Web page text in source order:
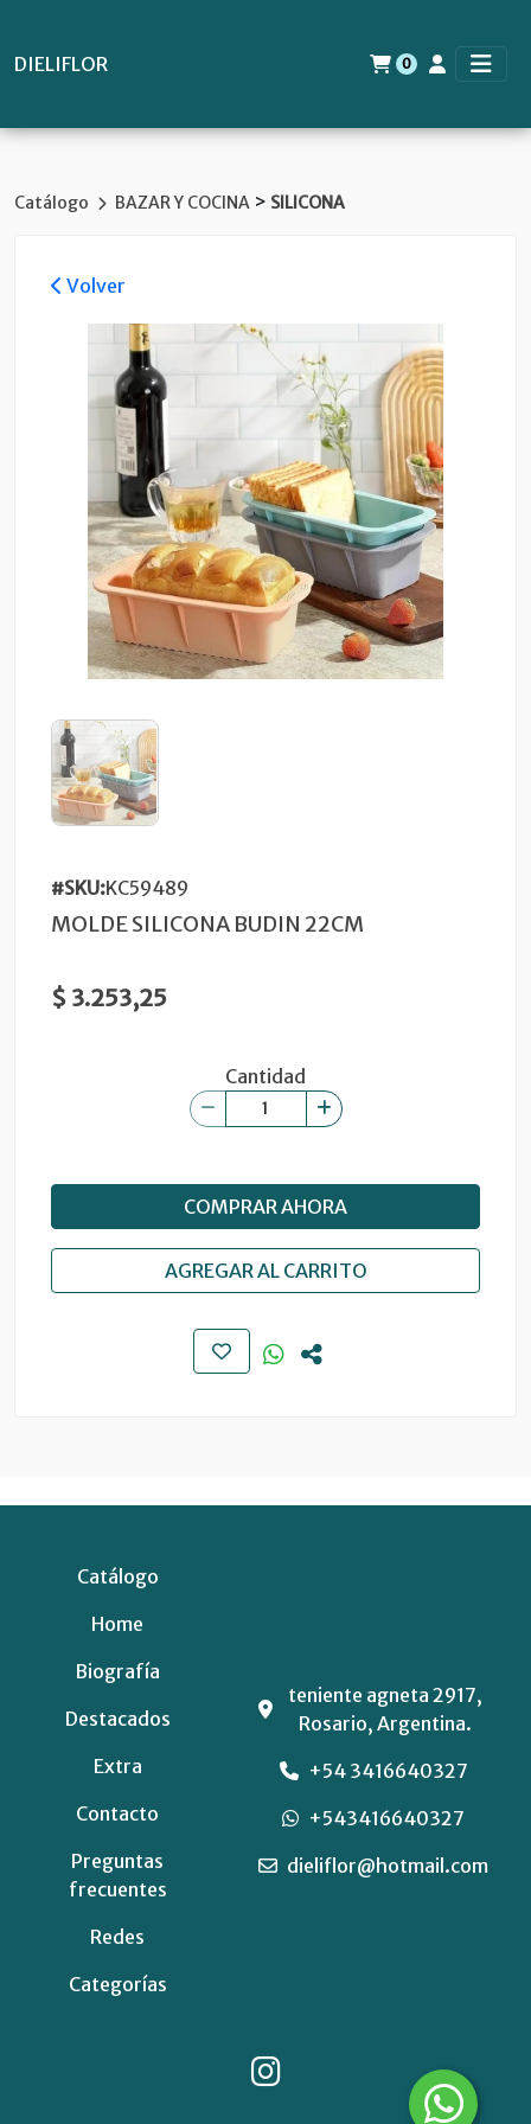
DIELIFLOR 0
Catálogo BAZAR Y COCINA > SILICONA
Volver
#SKU:KC59489
MOLDE SILICONA BUDIN 22CM
$ 3.253,25
Cantidad
COMPRAR AHORA
AGREGAR AL CARRITO
Catálogo
Home
Biografía
Destacados
Extra
Contacto
Preguntas
frecuentes
Redes
Categorías
teniente agneta 2917,
Rosario, Argentina.
+54 3416640327
+543416640327
dieliflor@hotmail.com